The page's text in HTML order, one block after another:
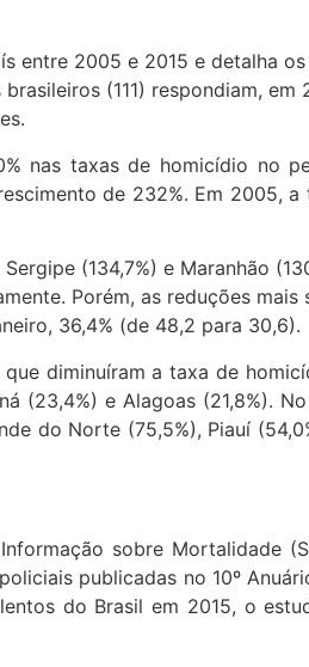
entre 2005 e 2015 e detalha
(111) respondiam,
nas taxas de homicídio no
de 232%. Em 2005,
(134,7%) e Maranhão
Porém, as reduções
36,4% (de 48,2 para 30,6).
diminuíram a taxa de
(23,4%) e Alagoas (21,8%).
do Norte (75,5%), Piauí
sobre Mortalidade
publicadas no 10º
do Brasil em 2015, o